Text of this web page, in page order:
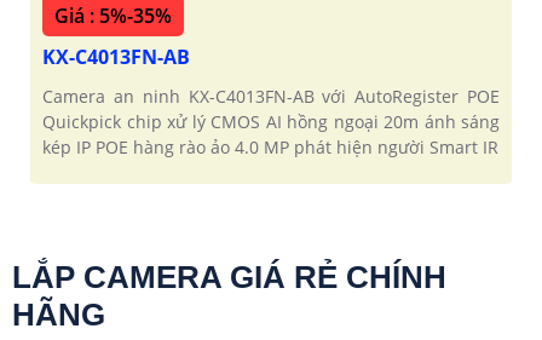
Giá : 5%-35%
KX-C4013FN-AB
Camera an ninh KX-C4013FN-AB với AutoRegister POE
Quickpick chip xử lý CMOS AI hồng ngoại 20m ánh sáng
kép IP POE hàng rào ảo 4.0 MP phát hiện người Smart IR
LẮP CAMERA GIÁ RẺ CHÍNH
HÃNG